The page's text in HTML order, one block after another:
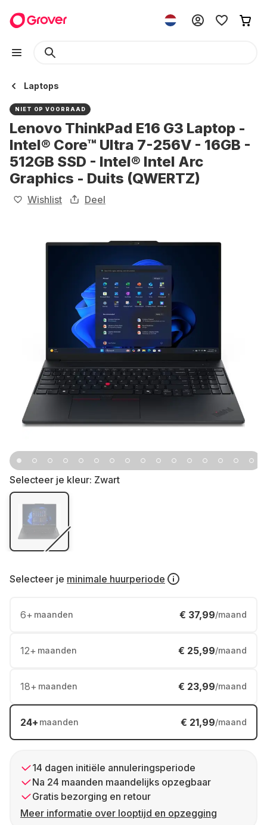
Laptops
NIET OP VOORRAAD
Lenovo ThinkPad E16 G3 Laptop -
Intel® Core™ Ultra 7-256V - 16GB -
512GB SSD - Intel® Intel Arc
Graphics - Duits (QWERTZ)
Wishlist Deel
Selecteer je kleur: Zwart
Selecteer je minimale huurperiode
6+ maanden € 37,99/maand
12+ maanden € 25,99/maand
18+ maanden € 23,99/maand
24+ maanden € 21,99/maand
14 dagen initiële annuleringsperiode
Na 24 maanden maandelijks opzegbaar
Gratis bezorging en retour
Meer informatie over looptijd en opzegging